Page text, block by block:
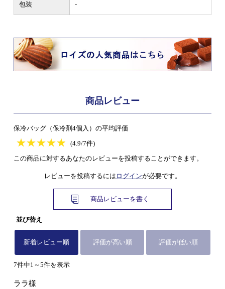
包装 -
商品レビュー
保冷バッグ（保冷剤4個入）の平均評価
★★★★★
★★★★★
(4.9/7件)
この商品に対するあなたのレビューを投稿することができます。
レビューを投稿するには ログインが必要です。
商品レビューを書く
並び替え
新着レビュー順 評価が高い順 評価が低い順
7件中1～5件を表示
ララ様